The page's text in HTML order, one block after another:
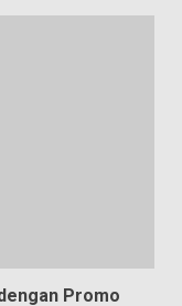
Promo